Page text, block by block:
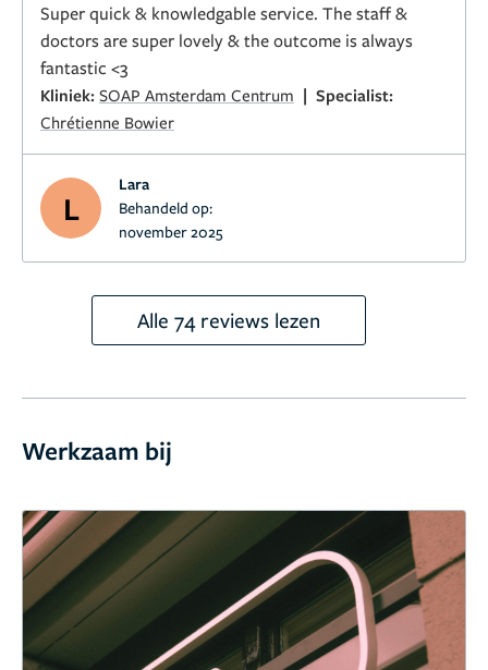
Super quick & knowledgable service. The staff &
doctors are super lovely & the outcome is always
fantastic <3
Kliniek: SOAP Amsterdam Centrum | Specialist:
Chrétienne Bowier
L
Lara
Behandeld op:
november 2025
Alle 74 reviews lezen
Werkzaam bij